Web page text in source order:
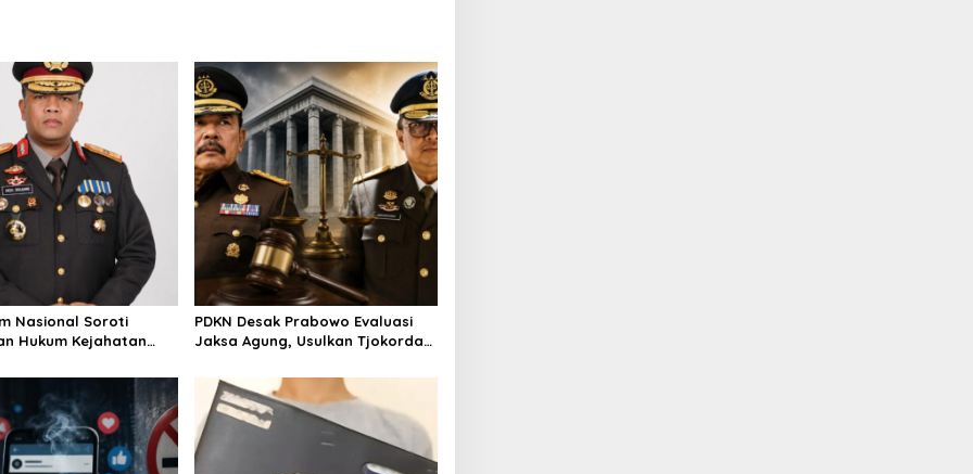
Nasional Soroti
Hukum Kejahatan
Referensi
Strategi Penindakan
PDKN Desak Prabowo Evaluasi
Jaksa Agung, Usulkan Tjokorda
Pengganti